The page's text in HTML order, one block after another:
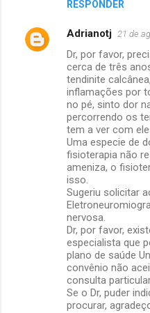
RESPONDER
Adrianotj 21 de
Dr, por favor,
cerca de três
tendinite
inflamações por
no pé, sinto dor
percorrendo os
tem a ver com
Uma especie de
fisioterapia não
ameniza, o
isso.
Sugeriu solicitar
nervosa.
Dr, por favor,
especialista que
plano de saúde
convênio não
consulta
Se o Dr, puder
procurar,